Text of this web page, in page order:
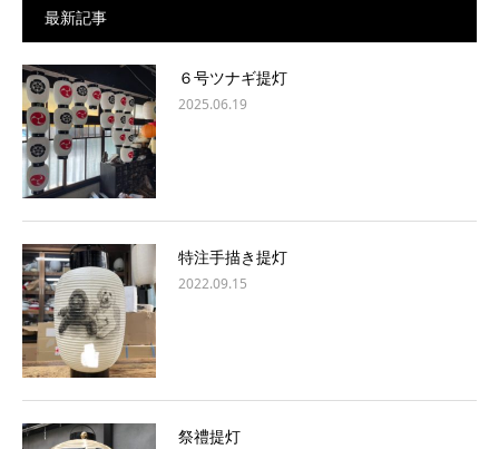
最新記事
６号ツナギ提灯
2025.06.19
特注手描き提灯
2022.09.15
祭禮提灯